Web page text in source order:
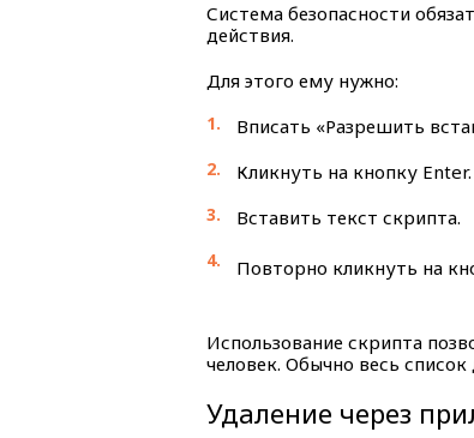
Система безопасности
действия.
Для этого ему нужно:
Вписать «Разрешить
Кликнуть на кнопку Enter.
Вставить текст скрипта.
Повторно кликнуть на
Использование скрипта
человек. Обычно весь
Удаление через